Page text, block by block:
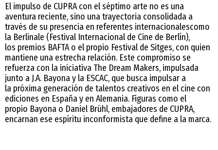
El impulso de CUPRA con el séptimo arte no es una
aventura reciente, sino una trayectoria consolidada a
través de su presencia en referentes internacionalescomo
la Berlinale (Festival Internacional de Cine de Berlín),
los premios BAFTA o el propio Festival de Sitges, con quien
mantiene una estrecha relación. Este compromiso se
refuerza con la iniciativa The Dream Makers, impulsada
junto a J.A. Bayona y la ESCAC, que busca impulsar a
la próxima generación de talentos creativos en el cine con
ediciones en España y en Alemania. Figuras como el
propio Bayona o Daniel Brühl, embajadores de CUPRA,
encarnan ese espíritu inconformista que define a la marca.